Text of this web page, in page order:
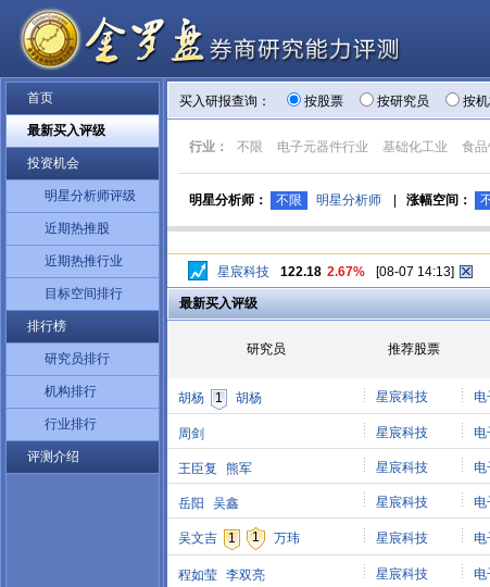
首页
最新买入评级
投资机会
明星分析师评级
近期热推股
近期热推行业
目标空间排行
排行榜
研究员排行
机构排行
行业排行
评测介绍
买入研报查询： 按股票 按研究员 按
行业： 不限 电子元器件行业 基础化工业 食
明星分析师： 不限 明星分析师 涨幅空间：
星宸科技 122.18 2.67% [08-07 14:13]
最新买入评级
研究员 推荐股票
胡杨 1 胡杨 星宸科技 电
周剑 星宸科技 电
王臣复 熊军 星宸科技 电
岳阳 吴鑫 星宸科技 电
吴文吉 1 1 万玮 星宸科技 电
程如莹 李双亮 星宸科技 电